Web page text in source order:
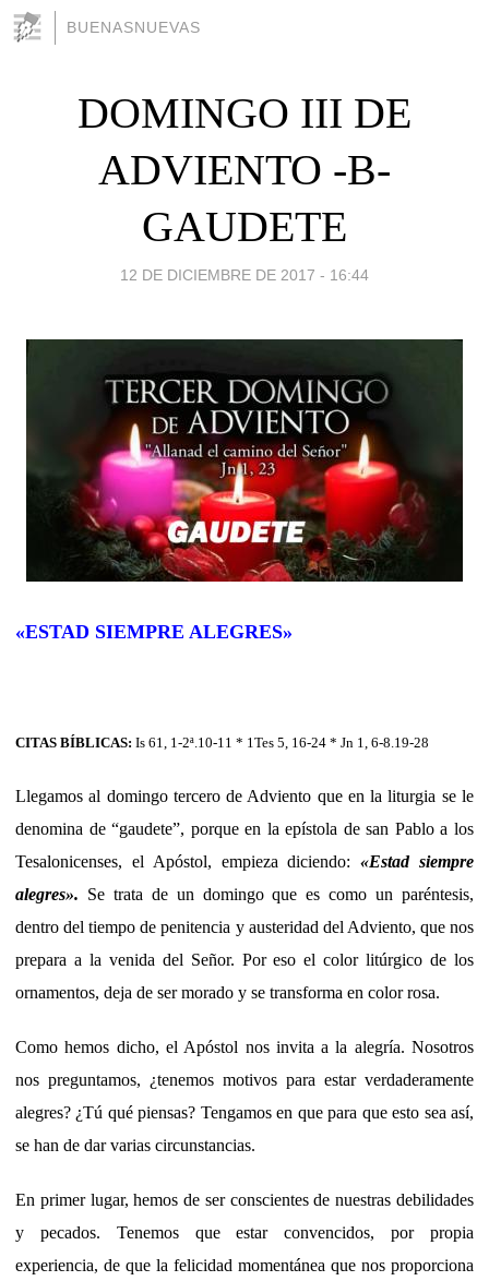
BUENASNUEVAS
DOMINGO III DE
ADVIENTO -B-
GAUDETE
12 DE DICIEMBRE DE 2017 - 16:44
«ESTAD SIEMPRE ALEGRES»
CITAS BÍBLICAS: Is 61, 1-2ª.10-11 * 1Tes 5, 16-24 * Jn 1, 6-8.19-28
Llegamos al domingo tercero de Adviento que en la liturgia se le
denomina de “gaudete”, porque en la epístola de san Pablo a los
Tesalonicenses, el Apóstol, empieza diciendo:«Estad siempre
alegres». Se trata de un domingo que es como un paréntesis,
dentro del tiempo de penitencia y austeridad del Adviento, que nos
prepara a la venida del Señor. Por eso el color litúrgico de los
ornamentos, deja de ser morado y se transforma en color rosa.
Como hemos dicho, el Apóstol nos invita a la alegría. Nosotros
nos preguntamos, ¿tenemos motivos para estar verdaderamente
alegres? ¿Tú qué piensas? Tengamos en que para que esto sea así,
se han de dar varias circunstancias.
En primer lugar, hemos de ser conscientes de nuestras debilidades
y pecados. Tenemos que estar convencidos, por propia
experiencia, de que la felicidad momentánea que nos proporciona